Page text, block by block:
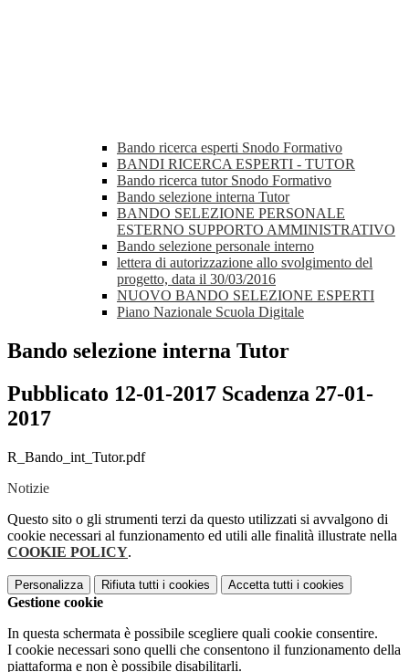
Bando ricerca esperti Snodo Formativo
BANDI RICERCA ESPERTI - TUTOR
Bando ricerca tutor Snodo Formativo
Bando selezione interna Tutor
BANDO SELEZIONE PERSONALE
ESTERNO SUPPORTO AMMINISTRATIVO
Bando selezione personale interno
lettera di autorizzazione allo svolgimento del
progetto, data il 30/03/2016
NUOVO BANDO SELEZIONE ESPERTI
Piano Nazionale Scuola Digitale
Bando selezione interna Tutor
Pubblicato 12-01-2017 Scadenza 27-01-
2017
R_Bando_int_Tutor.pdf
Notizie
Questo sito o gli strumenti terzi da questo utilizzati si avvalgono di
cookie necessari al funzionamento ed utili alle finalità illustrate nella
COOKIE POLICY.
Personalizza Rifiuta tutti i cookies Accetta tutti i cookies
Gestione cookie
In questa schermata è possibile scegliere quali cookie consentire.
I cookie necessari sono quelli che consentono il funzionamento della
piattaforma e non è possibile disabilitarli.